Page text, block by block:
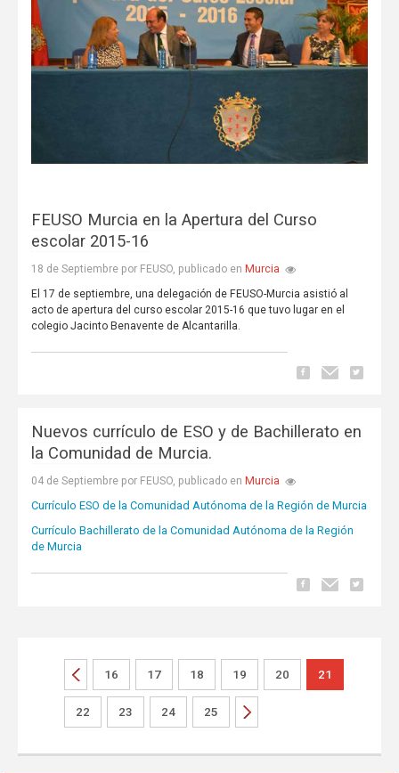
FEUSO Murcia en la Apertura del Curso
escolar 2015-16
18 de Septiembre por FEUSO, publicado en Murcia
El 17 de septiembre, una delegación de FEUSO-Murcia asistió al
acto de apertura del curso escolar 2015-16 que tuvo lugar en el
colegio Jacinto Benavente de Alcantarilla.
Nuevos currículo de ESO y de Bachillerato en
la Comunidad de Murcia.
04 de Septiembre por FEUSO, publicado en Murcia
Currículo ESO de la Comunidad Autónoma de la Región de Murcia
Currículo Bachillerato de la Comunidad Autónoma de la Región
de Murcia
16 17 18 19 20 21
22 23 24 25